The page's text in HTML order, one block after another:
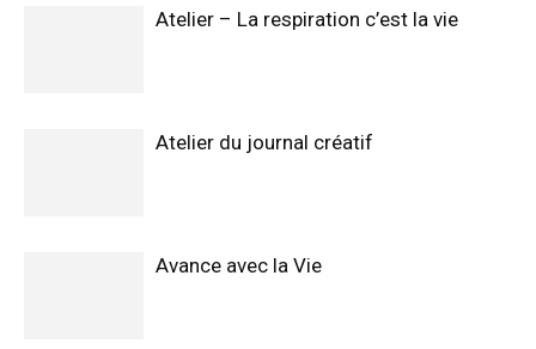
Atelier – La respiration c’est la vie
Atelier du journal créatif
Avance avec la Vie